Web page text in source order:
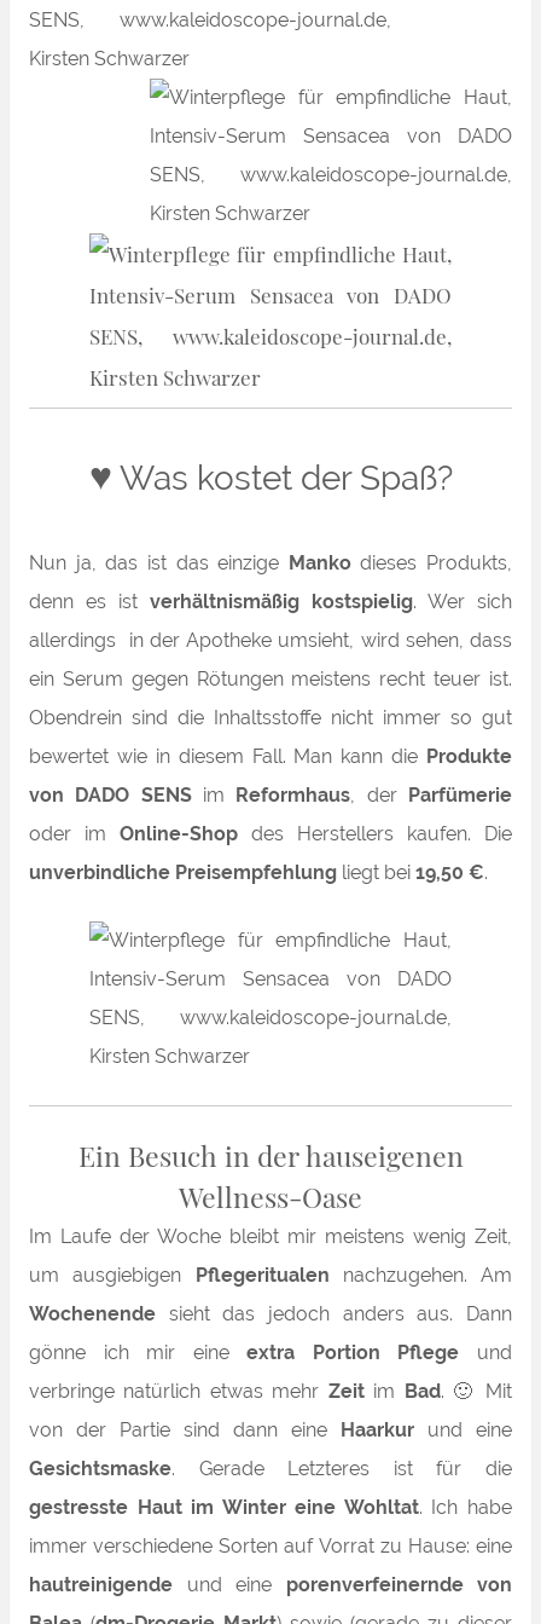
♥ Was kostet der Spaß?
Nun ja, das ist das einzige Mankodieses Produkts,
denn es ist verhältnismäßig kostspielig. Wer sich
allerdings in der Apotheke umsieht, wird sehen, dass
ein Serum gegen Rötungen meistens recht teuer ist.
Obendrein sind die Inhaltsstoffe nicht immer so gut
bewertet wie in diesem Fall. Man kann die Produkte
von DADO SENSim Reformhaus , der Parfümerie
oder im Online-Shop des Herstellers kaufen. Die
unverbindliche Preisempfehlung liegt bei 19,50 €.
Ein Besuch in der hauseigenen
Wellness-Oase
Im Laufe der Woche bleibt mir meistens wenig Zeit,
um ausgiebigen Pflegeritualen nachzugehen. Am
Wochenende sieht das jedoch anders aus. Dann
gönne ich mir eineextra Portion Pflege und
verbringe natürlich etwas mehr Zeit im Bad. 🙂 Mit
von der Partie sind dann eine Haarkur und eine
Gesichtsmaske. Gerade Letzteres ist für die
gestresste Haut im Winter eine Wohltat. Ich habe
immer verschiedene Sorten auf Vorrat zu Hause: eine
hautreinigende und eine porenverfeinernde von